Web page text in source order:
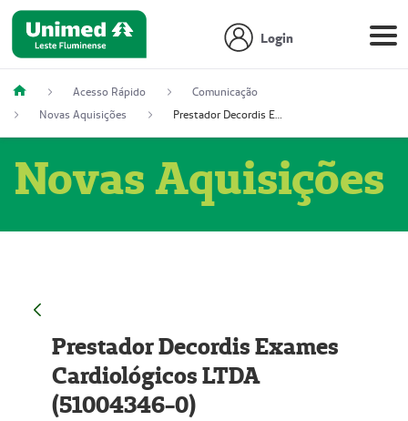
Login
Acesso Rápido
Comunicação
Novas Aquisições
Prestador Decordis Exames Cardiológicos LTDA (51004346-0)
Novas Aquisições
Prestador Decordis Exames
Cardiológicos LTDA
(51004346-0)